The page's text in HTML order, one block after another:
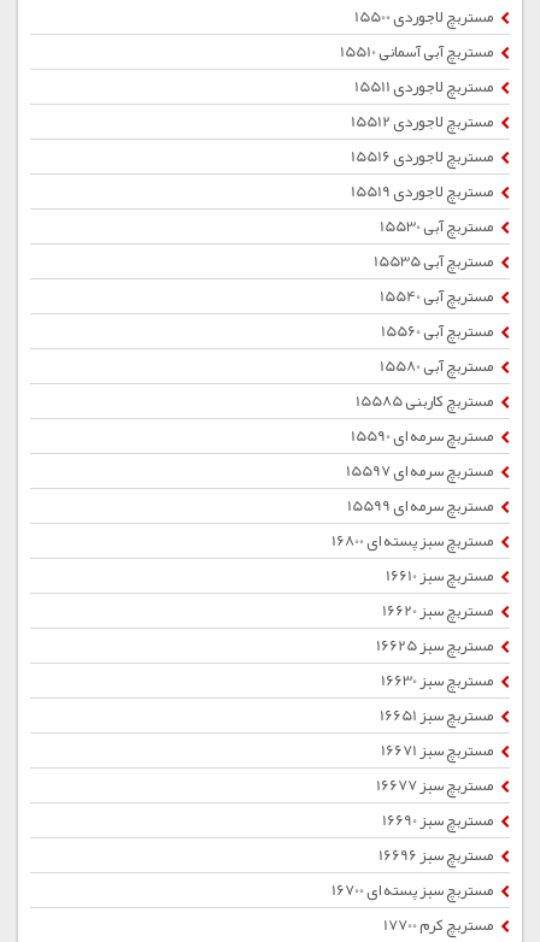
مستربچ لاجوردی 15500
مستربچ آبی آسمانی 15510
مستربچ لاجوردی 15511
مستربچ لاجوردی 15512
مستربچ لاجوردی 15516
مستربچ لاجوردی 15519
مستربچ آبی 15530
مستربچ آبی 15535
مستربچ آبی 15540
مستربچ آبی 15560
مستربچ آبی 15580
مستربچ کاربنی 15585
مستربچ سرمه ای 15590
مستربچ سرمه ای 15597
مستربچ سرمه ای 15599
مستربچ سبز پسته ای 16800
مستربچ سبز 16610
مستربچ سبز 16620
مستربچ سبز 16625
مستربچ سبز 16630
مستربچ سبز 16651
مستربچ سبز 16671
مستربچ سبز 16677
مستربچ سبز 16690
مستربچ سبز 16696
مستربچ سبز پسته ای 16700
مستربچ کرم 17700